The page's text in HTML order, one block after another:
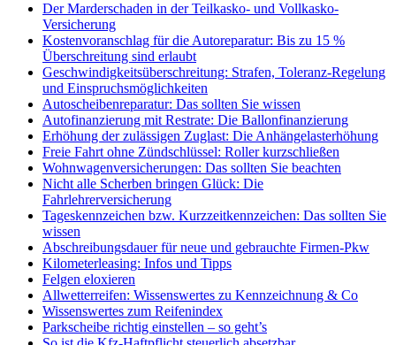
Der Marderschaden in der Teilkasko- und Vollkasko-
Versicherung
Kostenvoranschlag für die Autoreparatur: Bis zu 15 %
Überschreitung sind erlaubt
Geschwindigkeitsüberschreitung: Strafen, Toleranz-Regelung
und Einspruchsmöglichkeiten
Autoscheibenreparatur: Das sollten Sie wissen
Autofinanzierung mit Restrate: Die Ballonfinanzierung
Erhöhung der zulässigen Zuglast: Die Anhängelasterhöhung
Freie Fahrt ohne Zündschlüssel: Roller kurzschließen
Wohnwagenversicherungen: Das sollten Sie beachten
Nicht alle Scherben bringen Glück: Die
Fahrlehrerversicherung
Tageskennzeichen bzw. Kurzzeitkennzeichen: Das sollten Sie
wissen
Abschreibungsdauer für neue und gebrauchte Firmen-Pkw
Kilometerleasing: Infos und Tipps
Felgen eloxieren
Allwetterreifen: Wissenswertes zu Kennzeichnung & Co
Wissenswertes zum Reifenindex
Parkscheibe richtig einstellen – so geht’s